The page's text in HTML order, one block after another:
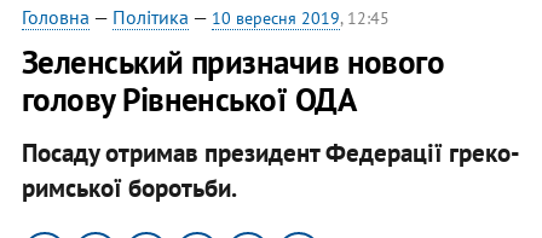
Головна — Політика — 10 вересня 2019, 12:45
Зеленський призначив нового
голову Рівненської ОДА
Посаду отримав президент Федерації греко-
римської боротьби.